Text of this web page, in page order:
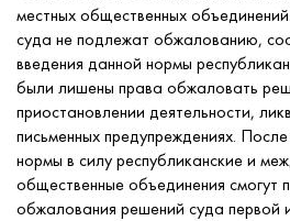
местных общественных
суда не подлежат обжалованию,
введения данной нормы
были лишены права обжаловать
приостановлении деятельности,
письменных предупреждениях.
нормы в силу республиканские и
общественные объединения смогут
обжалования решений суда первой